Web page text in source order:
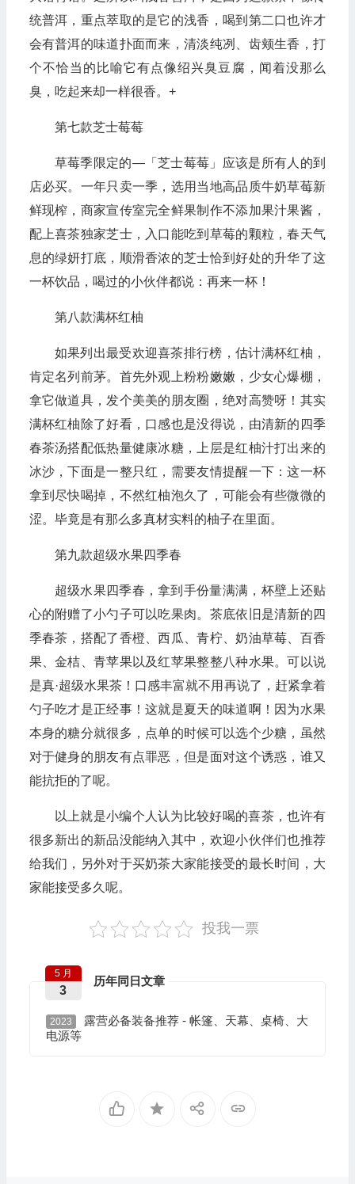
统普洱，重点萃取的是它的浅香，喝到第二口也许才
会有普洱的味道扑面而来，清淡纯冽、齿颊生香，打
个不恰当的比喻它有点像绍兴臭豆腐，闻着没那么
臭，吃起来却一样很香。+
第七款芝士莓莓
草莓季限定的—「芝士莓莓」应该是所有人的到
店必买。一年只卖一季，选用当地高品质牛奶草莓新
鲜现榨，商家宣传室完全鲜果制作不添加果汁果酱，
配上喜茶独家芝士，入口能吃到草莓的颗粒，春天气
息的绿妍打底，顺滑香浓的芝士恰到好处的升华了这
一杯饮品，喝过的小伙伴都说：再来一杯！
第八款满杯红柚
如果列出最受欢迎喜茶排行榜，估计满杯红柚，
肯定名列前茅。首先外观上粉粉嫩嫩，少女心爆棚，
拿它做道具，发个美美的朋友圈，绝对高赞呀！其实
满杯红柚除了好看，口感也是没得说，由清新的四季
春茶汤搭配低热量健康冰糖，上层是红柚汁打出来的
冰沙，下面是一整只红，需要友情提醒一下：这一杯
拿到尽快喝掉，不然红柚泡久了，可能会有些微微的
涩。毕竟是有那么多真材实料的柚子在里面。
第九款超级水果四季春
超级水果四季春，拿到手份量满满，杯壁上还贴
心的附赠了小勺子可以吃果肉。茶底依旧是清新的四
季春茶，搭配了香橙、西瓜、青柠、奶油草莓、百香
果、金桔、青苹果以及红苹果整整八种水果。可以说
是真·超级水果茶！口感丰富就不用再说了，赶紧拿着
勺子吃才是正经事！这就是夏天的味道啊！因为水果
本身的糖分就很多，点单的时候可以选个少糖，虽然
对于健身的朋友有点罪恶，但是面对这个诱惑，谁又
能抗拒的了呢。
以上就是小编个人认为比较好喝的喜茶，也许有
很多新出的新品没能纳入其中，欢迎小伙伴们也推荐
给我们，另外对于买奶茶大家能接受的最长时间，大
家能接受多久呢。
投我一票
历年同日文章
5 月
3
2023
露营必备装备推荐 - 帐篷、天幕、桌椅、大
电源等